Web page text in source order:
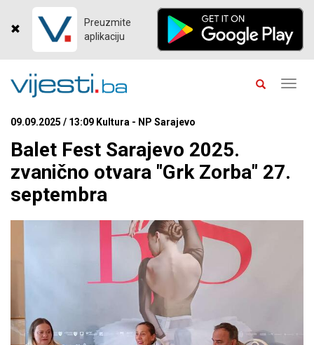
Preuzmite
aplikaciju
09.09.2025 / 13:09 Kultura - NP Sarajevo
Balet Fest Sarajevo 2025.
zvanično otvara "Grk Zorba" 27.
septembra